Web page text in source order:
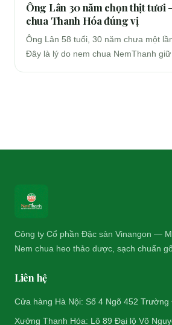
Ông Lân 30 năm chọn thịt tươi
chua Thanh Hóa đúng vị
Ông Lân 58 tuổi, 30 năm chưa một
Đây là lý do nem chua NemThanh
Công ty Cổ phần Đặc sản Vinangon —
Nem chua heo thảo dược, sạch chuẩn
Liên hệ
Cửa hàng Hà Nội: Số 4 Ngõ 452
Xưởng Thanh Hóa: Lô 89 Đại lộ Võ